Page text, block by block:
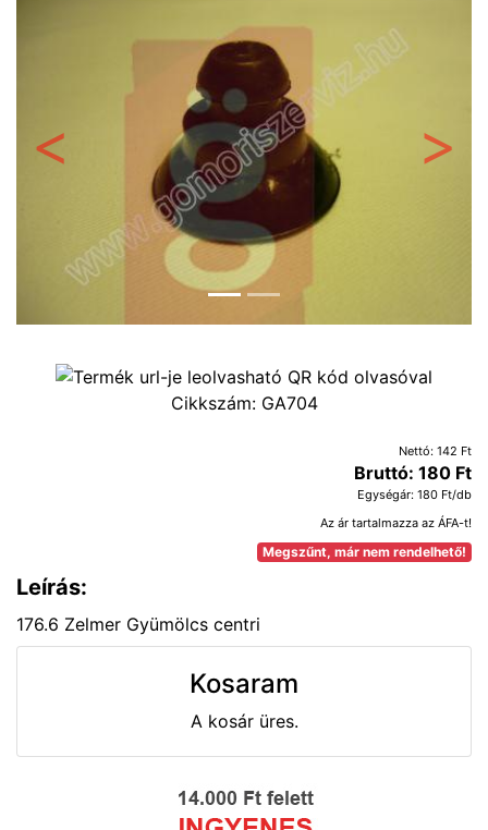
Előző
Cikkszám: GA704
Nettó: 142 Ft
Bruttó: 180 Ft
Egységár: 180 Ft/db
Az ár tartalmazza az ÁFA-t!
Megszűnt, már nem rendelhető!
Leírás:
176.6 Zelmer Gyümölcs centri
Kosaram
A kosár üres.